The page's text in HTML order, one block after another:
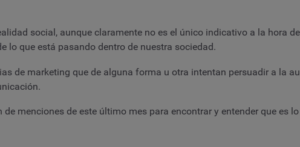
social, aunque claramente no es el único indicativo a la hora
lo que está pasando dentro de nuestra sociedad.
de marketing que de alguna forma u otra intentan persuadir a la
menciones de este último mes para encontrar y entender que es